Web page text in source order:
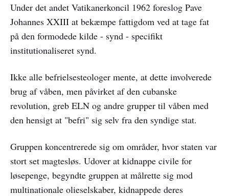
Under det andet Vatikanerkoncil 1962 foreslog Pave
Johannes XXIII at bekæmpe fattigdom ved at tage fat
på den formodede kilde - synd - specifikt
institutionaliseret synd.
Ikke alle befrielsesteologer mente, at dette involverede
brug af våben, men påvirket af den cubanske
revolution, greb ELN og andre grupper til våben med
den hensigt at "befri" sig selv fra den syndige stat.
Gruppen koncentrerede sig om områder, hvor staten var
stort set magtesløs. Udover at kidnappe civile for
løsepenge, begyndte gruppen at målrette sig mod
multinationale olieselskaber, kidnappede deres